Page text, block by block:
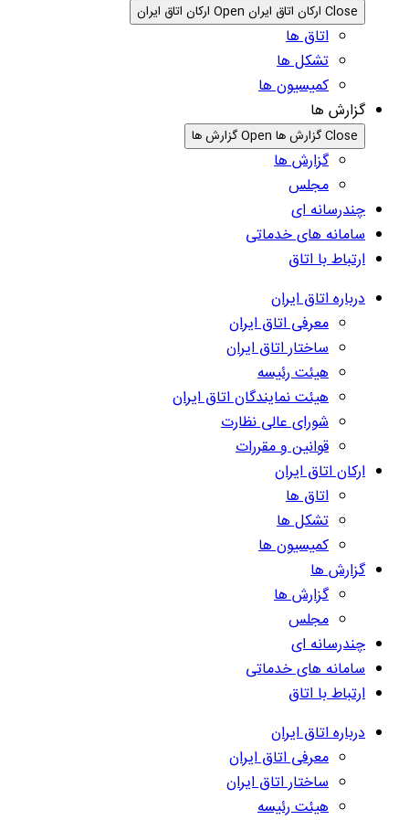
Close ارکان اتاق ایران Open ارکان اتاق ایران
اتاق ها
تشکل ها
کمیسیون ها
گزارش ها
Close گزارش ها Open گزارش ها
گزارش ها
مجلس
چندرسانه ای
سامانه های خدماتی
ارتباط با اتاق
درباره اتاق ایران
معرفی اتاق ایران
ساختار اتاق ایران
هیئت رئیسه
هیئت نمایندگان اتاق ایران
شورای عالی نظارت
قوانین و مقررات
ارکان اتاق ایران
اتاق ها
تشکل ها
کمیسیون ها
گزارش ها
گزارش ها
مجلس
چندرسانه ای
سامانه های خدماتی
ارتباط با اتاق
درباره اتاق ایران
معرفی اتاق ایران
ساختار اتاق ایران
هیئت رئیسه